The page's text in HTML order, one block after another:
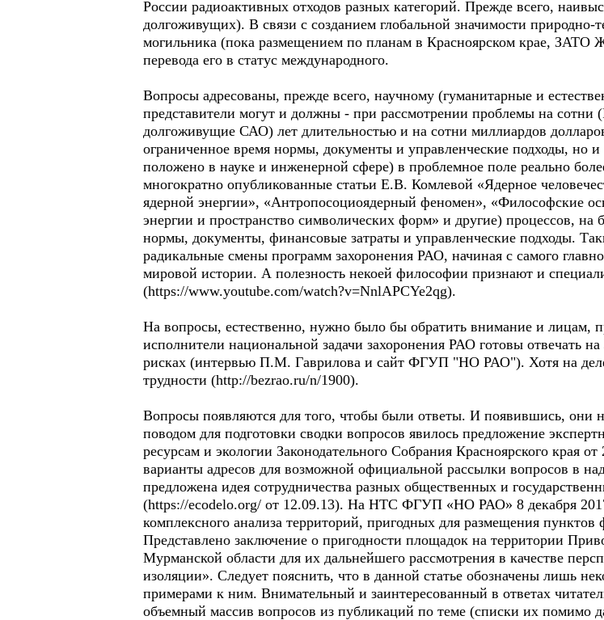
России радиоактивных отходов разных категорий. Прежде всего,
долгоживущих). В связи с созданием глобальной значимости природно-
могильника (пока размещением по планам в Красноярском крае, ЗАТО
перевода его в статус международного.
Вопросы адресованы, прежде всего, научному (гуманитарные и
представители могут и должны - при рассмотрении проблемы на
долгоживущие САО) лет длительностью и на сотни миллиардов
ограниченное время нормы, документы и управленческие подходы, но
положено в науке и инженерной сфере) в проблемное поле реально
многократно опубликованные статьи Е.В. Комлевой «Ядерное
ядерной энергии», «Антропосоциоядерный феномен», «Философские
энергии и пространство символических форм» и другие) процессов, на
нормы, документы, финансовые затраты и управленческие подходы.
радикальные смены программ захоронения РАО, начиная с самого
мировой истории. А полезность некоей философии признают и
(https://www.youtube.com/watch?v=NnlAPCYe2qg).
На вопросы, естественно, нужно было бы обратить внимание и
исполнители национальной задачи захоронения РАО готовы
рисках (интервью П.М. Гаврилова и сайт ФГУП "НО РАО"). Хотя на
трудности (http://bezrao.ru/n/1900).
Вопросы появляются для того, чтобы были ответы. И появившись,
поводом для подготовки сводки вопросов явилось предложение
ресурсам и экологии Законодательного Собрания Красноярского края
варианты адресов для возможной официальной рассылки вопросов в
предложена идея сотрудничества разных общественных и
(https://ecodelo.org/ от 12.09.13). На НТС ФГУП «НО РАО» 8 декабря 2017
комплексного анализа территорий, пригодных для размещения
Представлено заключение о пригодности площадок на территории
Мурманской области для их дальнейшего рассмотрения в качестве
изоляции». Следует пояснить, что в данной статье обозначены лишь
примерами к ним. Внимательный и заинтересованный в ответах
объемный массив вопросов из публикаций по теме (списки их помимо